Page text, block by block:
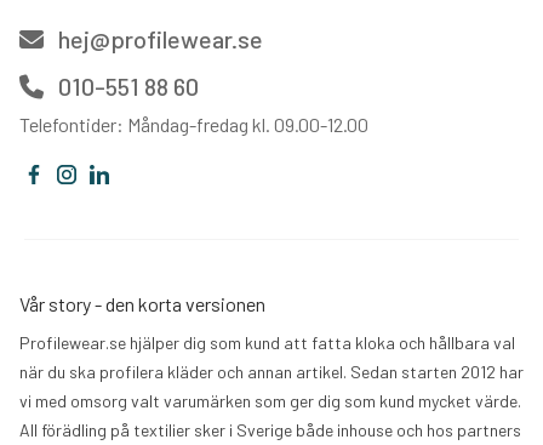
hej@profilewear.se
010-551 88 60
Telefontider: Måndag-fredag kl. 09.00-12.00
Vår story - den korta versionen
Profilewear.se hjälper dig som kund att fatta kloka och hållbara val
när du ska profilera kläder och annan artikel. Sedan starten 2012 har
vi med omsorg valt varumärken som ger dig som kund mycket värde.
All förädling på textilier sker i Sverige både inhouse och hos partners